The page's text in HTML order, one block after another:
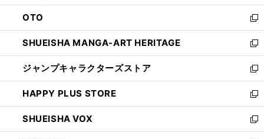
ウ
で
開
く
ン
ド
ウ
で
開
く
OTO
新
し
い
ウ
ィ
ン
ド
ウ
で
開
SHUEISHA MANGA-ART HERITAGE
新
し
い
ウ
ィ
ン
ド
ウ
ジャンプキャラクターズストア
新
し
い
ウ
ィ
ン
HAPPY PLUS STORE
新
し
い
ウ
SHUEISHA VOX
新
し